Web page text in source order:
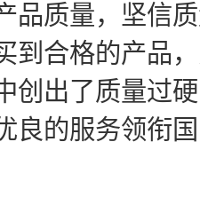
品质量，坚信
到合格的产品
创出了质量过
良的服务领衔